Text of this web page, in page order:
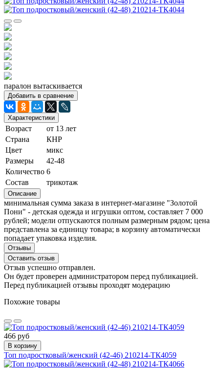
паралон вытаскивается
Добавить в сравнение
Характеристики
Возраст
от 13 лет
Страна
КНР
Цвет
микс
Размеры
42-48
Количество 6
Состав
трикотаж
Описание
минимальная сумма заказа в интернет-магазине "Золотой
Пони" - детская одежда и игрушки оптом, составляет 7 000
рублей; модели отпускаются полным размерным рядом; цена
представлена за единицу товара; в корзину автоматически
попадает упаковка изделия.
Отзывы
Оставить отзыв
Отзыв успешно отправлен.
Он будет проверен администратором перед публикацией.
Перед публикацией отзывы проходят модерацию
Похожие товары
466 руб
В корзину
Топ подростковый/женский (42-46) 210214-ТК4059